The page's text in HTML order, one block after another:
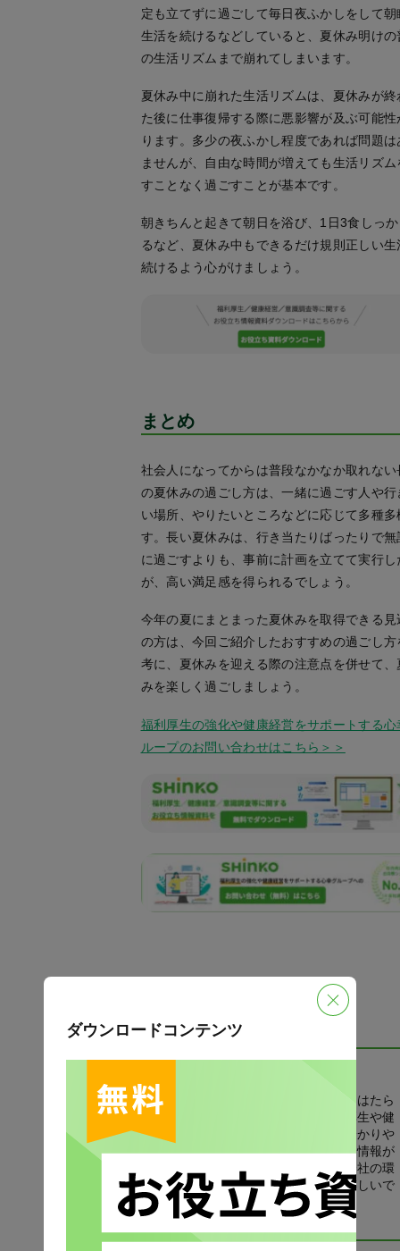
定も立てずに過ごして毎日夜ふかしをして朝
生活を続けるなどしていると、夏休み明けの
の生活リズムまで崩れてしまいます。
夏休み中に崩れた生活リズムは、夏休みが終
た後に仕事復帰する際に悪影響が及ぶ可能性
ります。多少の夜ふかし程度であれば問題は
ませんが、自由な時間が増えても生活リズム
すことなく過ごすことが基本です。
朝きちんと起きて朝日を浴び、1日3食しっ
るなど、夏休み中もできるだけ規則正しい生
続けるよう心がけましょう。
まとめ
社会人になってからは普段なかなか取れない
の夏休みの過ごし方は、一緒に過ごす人や行
い場所、やりたいところなどに応じて多種多
す。長い夏休みは、行き当たりばったりで無
に過ごすよりも、事前に計画を立てて実行し
が、高い満足感を得られるでしょう。
今年の夏にまとまった夏休みを取得できる見
の方は、今回ご紹介したおすすめの過ごし方
考に、夏休みを迎える際の注意点を併せて、
みを楽しく過ごしましょう。
福利厚生の強化や健康経営をサポートする心
ループのお問い合わせはこちら＞＞
この記事を書いたひと
福利厚生研究所の新入研究員。「はたら
く心を幸せにする」ための福利厚生や健
康経営に役立つトレンド情報を分かりや
すくお伝えします。きっと役立つ情報が
見つかるはず。楽しく読んで、会社の環
境づくりに活かしてもらえたら嬉しいで
す。
ダウンロードコンテンツ